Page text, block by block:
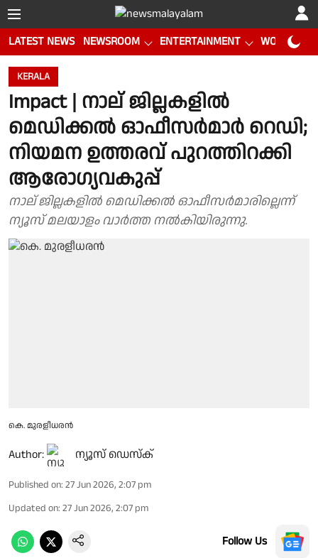
LATEST NEWS NEWSROOM ENTERTAINMENT WORLD CUP
KERALA
Impact | നാല് ജില്ലകളിൽ
മെഡിക്കൽ ഓഫീസർമാർ റെഡി;
നിയമന ഉത്തരവ് പുറത്തിറക്കി
ആരോഗ്യവകുപ്പ്
നാല് ജില്ലകളിൽ മെഡിക്കൽ ഓഫീസർമാരില്ലെന്ന്
ന്യൂസ് മലയാളം വാർത്ത നൽകിയിരുന്നു.
കെ. മുരളീധരൻ
Author: ന്യൂസ് ഡെസ്ക്
Published on: 27 Jun 2026, 2:07 pm
Updated on: 27 Jun 2026, 2:07 pm
Follow Us